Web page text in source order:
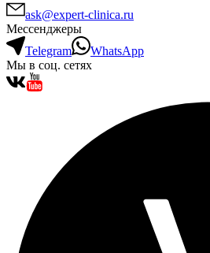
ask@expert-clinica.ru
Мессенджеры
Telegram
WhatsApp
Мы в соц. сетях